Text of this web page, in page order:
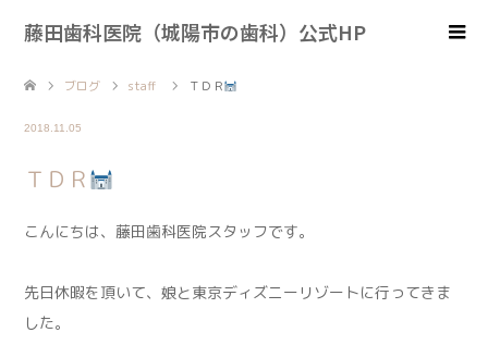
藤田歯科医院（城陽市の歯科）公式HP
ブログ staff ＴＤＲ
2018.11.05
ＴＤＲ
こんにちは、藤田歯科医院スタッフです。
先日休暇を頂いて、娘と東京ディズニーリゾートに行ってきま
した。